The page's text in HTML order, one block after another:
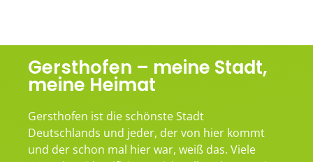
Gersthofen – meine Stadt,
meine Heimat
Gersthofen ist die schönste Stadt
Deutschlands und jeder, der von hier kommt
und der schon mal hier war, weiß das. Viele